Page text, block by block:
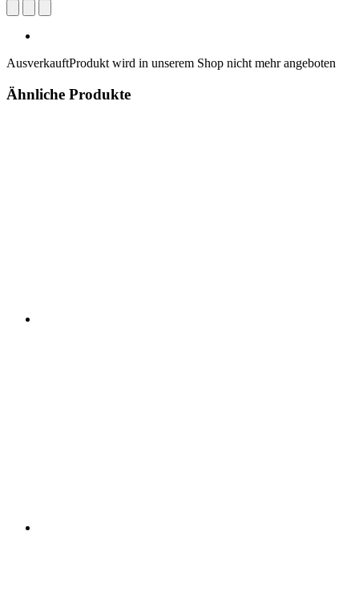
AusverkauftProdukt wird in unserem Shop nicht mehr angeboten
Ähnliche Produkte